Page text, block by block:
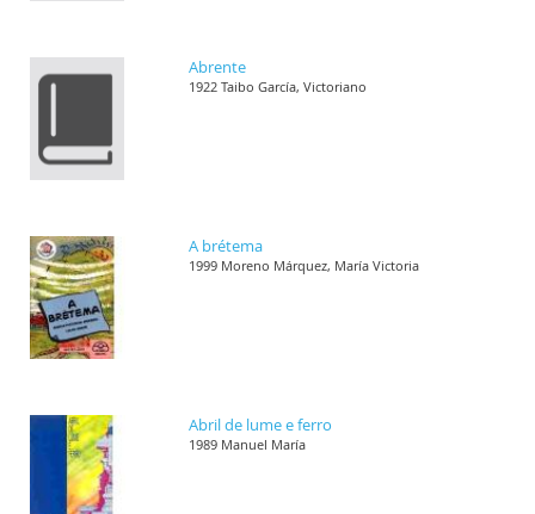
Abrente
1922 Taibo García, Victoriano
A brétema
1999 Moreno Márquez, María Victoria
Abril de lume e ferro
1989 Manuel María